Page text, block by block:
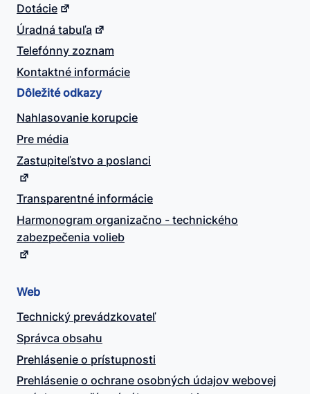
Dotácie
Úradná tabuľa
Telefónny zoznam
Kontaktné informácie
Dôležité odkazy
Nahlasovanie korupcie
Pre média
Zastupiteľstvo a poslanci
Transparentné informácie
Harmonogram organizačno - technického
zabezpečenia volieb
Web
Technický prevádzkovateľ
Správca obsahu
Prehlásenie o prístupnosti
Prehlásenie o ochrane osobných údajov webovej